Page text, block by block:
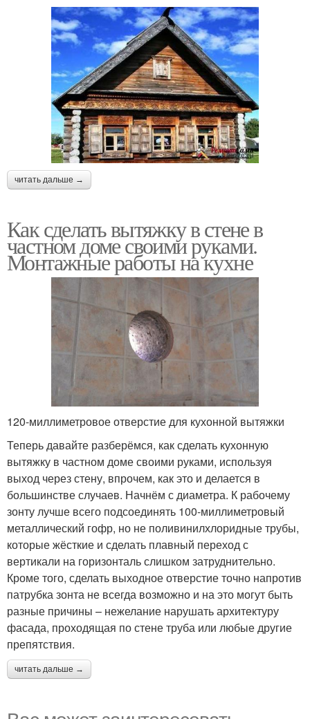
читать дальше →
Как сделать вытяжку в стене в
частном доме своими руками.
Монтажные работы на кухне
120-миллиметровое отверстие для кухонной вытяжки
Теперь давайте разберёмся, как сделать кухонную
вытяжку в частном доме своими руками, используя
выход через стену, впрочем, как это и делается в
большинстве случаев. Начнём с диаметра. К рабочему
зонту лучше всего подсоединять 100-миллиметровый
металлический гофр, но не поливинилхлоридные трубы,
которые жёсткие и сделать плавный переход с
вертикали на горизонталь слишком затруднительно.
Кроме того, сделать выходное отверстие точно напротив
патрубка зонта не всегда возможно и на это могут быть
разные причины – нежелание нарушать архитектуру
фасада, проходящая по стене труба или любые другие
препятствия.
читать дальше →